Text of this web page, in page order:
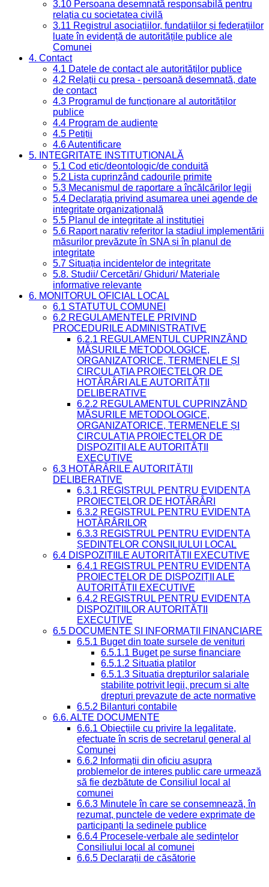
3.10 Persoana desemnată responsabilă pentru
relația cu societatea civilă
3.11 Registrul asociațiilor, fundațiilor și federațiilor
luate în evidență de autoritățile publice ale
Comunei
4. Contact
4.1 Datele de contact ale autorităților publice
4.2 Relații cu presa - persoană desemnată, date
de contact
4.3 Programul de funcționare al autorităților
publice
4.4 Program de audiențe
4.5 Petiții
4.6 Autentificare
5. INTEGRITATE INSTITUȚIONALĂ
5.1 Cod etic/deontologic/de conduită
5.2 Lista cuprinzând cadourile primite
5.3 Mecanismul de raportare a încălcărilor legii
5.4 Declarația privind asumarea unei agende de
integritate organizațională
5.5 Planul de integritate al instituției
5.6 Raport narativ referitor la stadiul implementării
măsurilor prevăzute în SNA și în planul de
integritate
5.7 Situația incidentelor de integritate
5.8. Studii/ Cercetări/ Ghiduri/ Materiale
informative relevante
6. MONITORUL OFICIAL LOCAL
6.1 STATUTUL COMUNEI
6.2 REGULAMENTELE PRIVIND
PROCEDURILE ADMINISTRATIVE
6.2.1 REGULAMENTUL CUPRINZÂND
MĂSURILE METODOLOGICE,
ORGANIZATORICE, TERMENELE ȘI
CIRCULAȚIA PROIECTELOR DE
HOTĂRÂRI ALE AUTORITĂȚII
DELIBERATIVE
6.2.2 REGULAMENTUL CUPRINZÂND
MĂSURILE METODOLOGICE,
ORGANIZATORICE, TERMENELE ȘI
CIRCULAȚIA PROIECTELOR DE
DISPOZIȚII ALE AUTORITĂȚII
EXECUTIVE
6.3 HOTĂRÂRILE AUTORITĂȚII
DELIBERATIVE
6.3.1 REGISTRUL PENTRU EVIDENȚA
PROIECTELOR DE HOTĂRÂRI
6.3.2 REGISTRUL PENTRU EVIDENȚA
HOTĂRÂRILOR
6.3.3 REGISTRUL PENTRU EVIDENȚA
ȘEDINȚELOR CONSILIULUI LOCAL
6.4 DISPOZIȚIILE AUTORITĂȚII EXECUTIVE
6.4.1 REGISTRUL PENTRU EVIDENȚA
PROIECTELOR DE DISPOZIȚII ALE
AUTORITĂȚII EXECUTIVE
6.4.2 REGISTRUL PENTRU EVIDENȚA
DISPOZIȚIILOR AUTORITĂȚII
EXECUTIVE
6.5 DOCUMENTE ȘI INFORMAȚII FINANCIARE
6.5.1 Buget din toate sursele de venituri
6.5.1.1 Buget pe surse financiare
6.5.1.2 Situatia platilor
6.5.1.3 Situatia drepturilor salariale
stabilite potrivit legii, precum si alte
drepturi prevazute de acte normative
6.5.2 Bilanturi contabile
6.6. ALTE DOCUMENTE
6.6.1 Obiecțiile cu privire la legalitate,
efectuate în scris de secretarul general al
Comunei
6.6.2 Informații din oficiu asupra
problemelor de interes public care urmează
să fie dezbătute de Consiliul local al
comunei
6.6.3 Minutele în care se consemnează, în
rezumat, punctele de vedere exprimate de
participanți la ședinele publice
6.6.4 Procesele-verbale ale ședințelor
Consiliului local al comunei
6.6.5 Declarații de căsătorie